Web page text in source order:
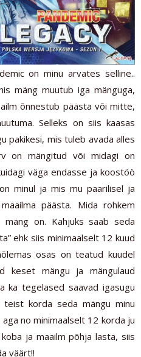
on minu arvates selline..
mäng muutub iga mänguga,
õnnestub päästa või mitte,
Selleks on siis kaasas
pakikesi, mis tuleb avada alles
on mängitud või midagi on
väga endasse ja koostöö
minul ja mis mu paarilisel ja
päästa. Mida rohkem
on. Kahjuks saab seda
ehk siis minimaalselt 12 kuud
osas on teatud kuudel
keset mängu ja mängulaud
ka tegelased saavad igasugu
korda seda mängu minu
no minimaalselt 12 korda ju
ja maailm põhja lasta, siis
väärt!!